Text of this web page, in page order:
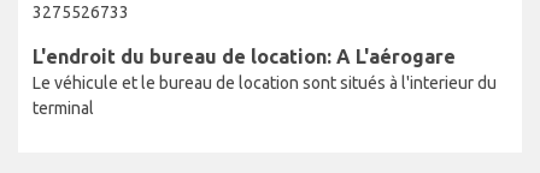
3275526733
L'endroit du bureau de location: A L'aérogare
Le véhicule et le bureau de location sont situés à l'interieur du
terminal